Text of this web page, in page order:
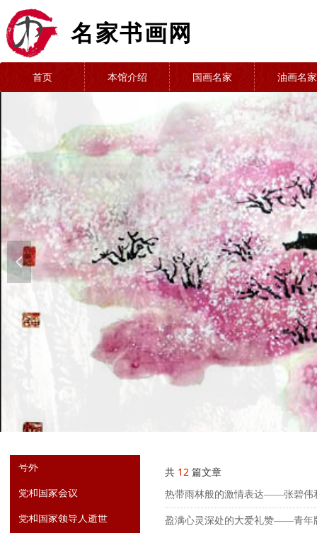
名家书画网
首页 本馆介绍 国画名家 油画名家
넳
共 12 篇文章
热带雨林般的激情表达——张碧伟
盈满心灵深处的大爱礼赞——青年
号外
党和国家会议
党和国家领导人逝世